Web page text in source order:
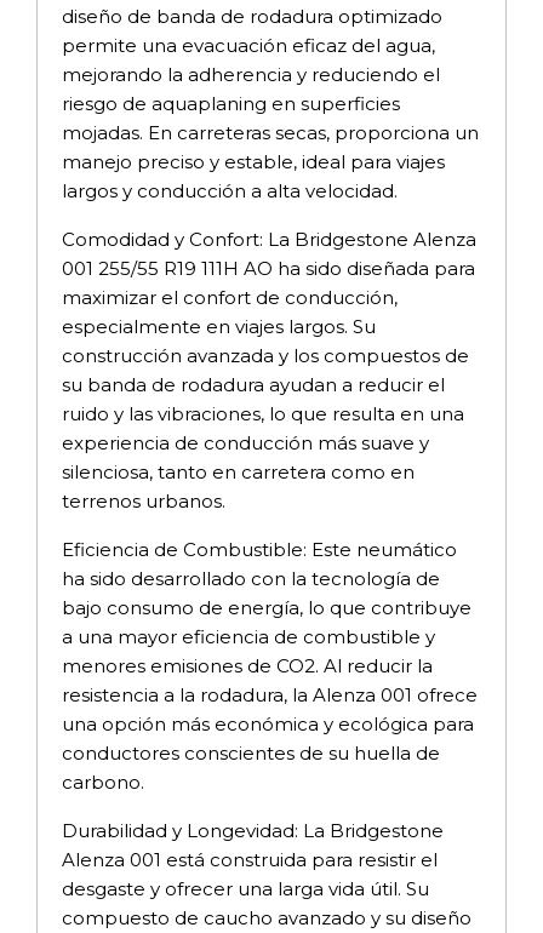
diseño de banda de rodadura optimizado
permite una evacuación eficaz del agua,
mejorando la adherencia y reduciendo el
riesgo de aquaplaning en superficies
mojadas. En carreteras secas, proporciona un
manejo preciso y estable, ideal para viajes
largos y conducción a alta velocidad.
Comodidad y Confort: La Bridgestone Alenza
001 255/55 R19 111H AO ha sido diseñada para
maximizar el confort de conducción,
especialmente en viajes largos. Su
construcción avanzada y los compuestos de
su banda de rodadura ayudan a reducir el
ruido y las vibraciones, lo que resulta en una
experiencia de conducción más suave y
silenciosa, tanto en carretera como en
terrenos urbanos.
Eficiencia de Combustible: Este neumático
ha sido desarrollado con la tecnología de
bajo consumo de energía, lo que contribuye
a una mayor eficiencia de combustible y
menores emisiones de CO2. Al reducir la
resistencia a la rodadura, la Alenza 001 ofrece
una opción más económica y ecológica para
conductores conscientes de su huella de
carbono.
Durabilidad y Longevidad: La Bridgestone
Alenza 001 está construida para resistir el
desgaste y ofrecer una larga vida útil. Su
compuesto de caucho avanzado y su diseño